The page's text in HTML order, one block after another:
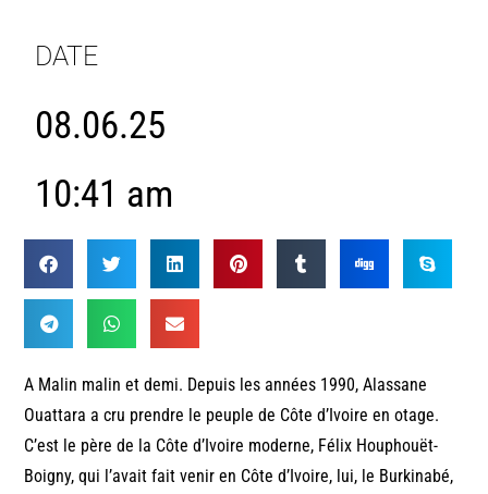
DATE
08.06.25
10:41 am
A Malin malin et demi. Depuis les années 1990, Alassane
Ouattara a cru prendre le peuple de Côte d’Ivoire en otage.
C’est le père de la Côte d’Ivoire moderne, Félix Houphouët-
Boigny, qui l’avait fait venir en Côte d’Ivoire, lui, le Burkinabé,